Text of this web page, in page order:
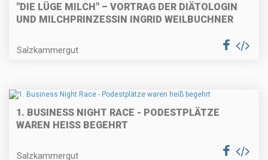
"DIE LÜGE MILCH" – VORTRAG DER DIÄTOLOGIN
UND MILCHPRINZESSIN INGRID WEILBUCHNER
Salzkammergut
1. BUSINESS NIGHT RACE - PODESTPLÄTZE
WAREN HEISS BEGEHRT
Salzkammergut